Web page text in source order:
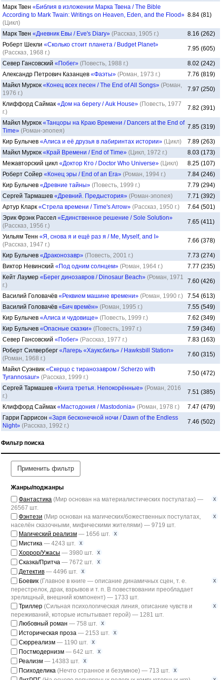
Марк Твен «Библия в изложении Марка Твена / The Bible
According to Mark Twain: Writings on Heaven, Eden, and the Flood»
(Цикл)
8.84 (81)
Марк Твен «Дневник Евы / Eve's Diary» (Рассказ, 1905 г.)
8.16 (262)
Роберт Шекли «Сколько стоит планета / Budget Planet»
(Рассказ, 1968 г.)
7.95 (605)
Север Гансовский «Побег» (Повесть, 1988 г.)
8.02 (242)
Александр Петрович Казанцев «Фаэты» (Роман, 1973 г.)
7.76 (819)
Майкл Муркок «Конец всех песен / The End of All Songs» (Роман,
1976 г.)
7.97 (250)
Клиффорд Саймак «Дом на берегу / Auk House» (Повесть, 1977
г.)
7.82 (391)
Майкл Муркок «Танцоры на Краю Времени / Dancers at the End of
Time» (Роман-эпопея)
7.85 (319)
Кир Булычев «Алиса и её друзья в лабиринтах истории» (Цикл)
7.89 (263)
Майкл Муркок «Край Времени / End of Time» (Цикл, 1972 г.)
8.03 (173)
Межавторский цикл «Доктор Кто / Doctor Who Universe» (Цикл)
8.25 (107)
Роберт Сойер «Конец эры / End of an Era» (Роман, 1994 г.)
7.84 (246)
Кир Булычев «Древние тайны» (Повесть, 1999 г.)
7.79 (294)
Сергей Тармашев «Древний. Предыстория» (Роман-эпопея)
7.71 (392)
Артур Кларк «Стрела времени / Time's Arrow» (Рассказ, 1950 г.)
7.64 (501)
Эрик Фрэнк Рассел «Единственное решение / Sole Solution»
(Рассказ, 1956 г.)
7.65 (411)
Уильям Тенн «Я, снова я и ещё раз я / Me, Myself, and I»
(Рассказ, 1947 г.)
7.66 (378)
Кир Булычев «Драконозавр» (Повесть, 2001 г.)
7.73 (274)
Виктор Невинский «Под одним солнцем» (Роман, 1964 г.)
7.77 (235)
Кейт Лаумер «Берег динозавров / Dinosaur Beach» (Роман, 1971
г.)
7.60 (426)
Василий Головачёв «Реквием машине времени» (Роман, 1990 г.)
7.54 (613)
Василий Головачёв «Бич времён» (Роман, 1995 г.)
7.55 (549)
Кир Булычев «Алиса и чудовище» (Повесть, 1999 г.)
7.62 (349)
Кир Булычев «Опасные сказки» (Повесть, 1997 г.)
7.59 (346)
Север Гансовский «Побег» (Рассказ, 1977 г.)
7.83 (163)
Роберт Силверберг «Лагерь «Хауксбиль» / Hawksbill Station»
(Роман, 1968 г.)
7.60 (315)
Майкл Суэнвик «Скерцо с тиранозавром / Scherzo with
Tyrannosaur» (Рассказ, 1999 г.)
7.50 (472)
Сергей Тармашев «Книга третья. Непокорённые» (Роман, 2016
г.)
7.51 (385)
Клиффорд Саймак «Мастодония / Mastodonia» (Роман, 1978 г.)
7.47 (479)
Гарри Гаррисон «Заря бесконечной ночи / Dawn of the Endless
Night» (Рассказ, 1992 г.)
7.46 (502)
Фильтр поиска
Применить фильтр
Жанры/поджанры
Фантастика (Мир основан на материалистических постулатах) —
26567 шт.
x
Фэнтези (Мир основан на магических/божественных постулатах,
населён сказочными, мифическими жителями) — 9719 шт.
x
Магический реализм — 1656 шт. x
Мистика — 4243 шт. x
Хоррор/Ужасы — 3980 шт. x
Сказка/Притча — 7672 шт. x
Детектив — 4496 шт. x
Боевик (Главное в книге — описание динамичных сцен, т. е.
перестрелок, драк, взрывов и т. п. В повествовании преобладает
зрелищный, внешний компонент) — 1733 шт.
x
Триллер (Сильная психологическая линия, описание чувств и
переживаний, которые испытывает герой) — 1281 шт.
x
Любовный роман — 758 шт. x
Историческая проза — 2153 шт. x
Сюрреализм — 1190 шт. x
Постмодернизм — 642 шт. x
Реализм — 14383 шт. x
Психоделика (Нечто странное и безумное) — 713 шт. x